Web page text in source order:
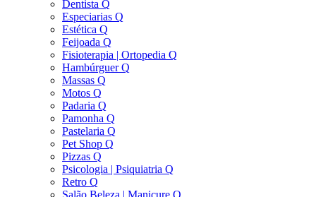
Dentista Q
Especiarias Q
Estética Q
Feijoada Q
Fisioterapia | Ortopedia Q
Hambúrguer Q
Massas Q
Motos Q
Padaria Q
Pamonha Q
Pastelaria Q
Pet Shop Q
Pizzas Q
Psicologia | Psiquiatria Q
Retro Q
Salão Beleza | Manicure Q